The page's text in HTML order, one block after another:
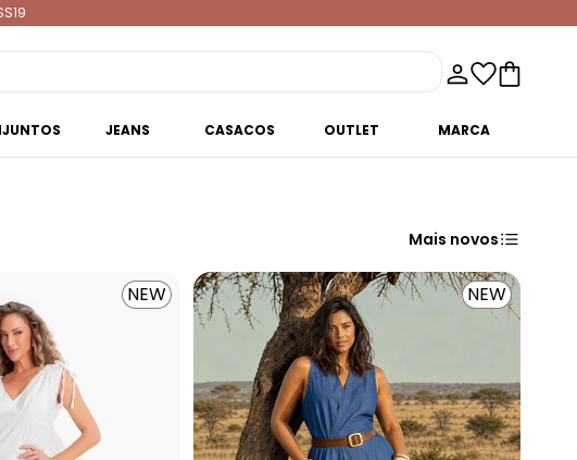
JEANS CASACOS OUTLET MARCA
Mais novos
NEW NEW